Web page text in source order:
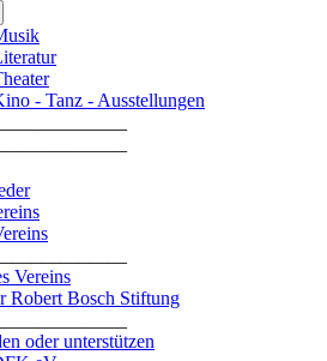
- Tanz - Ausstellungen
Vereins
Robert Bosch Stiftung
oder unterstützen